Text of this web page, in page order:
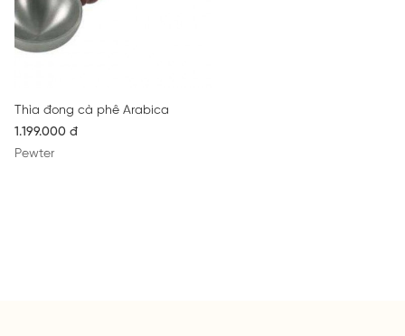
Thìa đong cà phê Arabica
1.199.000 đ
Pewter